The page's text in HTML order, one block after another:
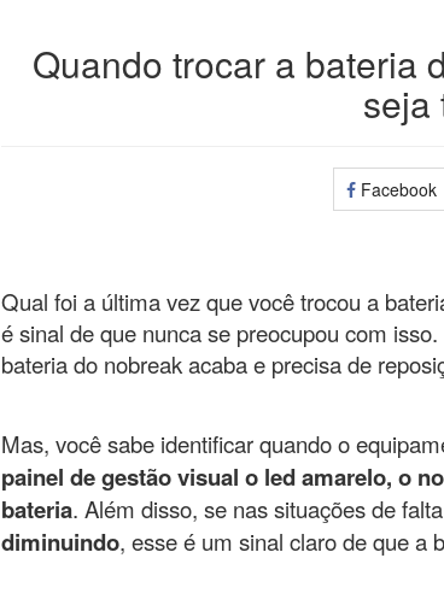
Quando trocar a bateria
seja
Facebook
Qual foi a última vez que você trocou a
é sinal de que nunca se preocupou com
bateria do nobreak acaba e precisa de
Mas, você sabe identificar quando o
painel de gestão visual o led amarelo, o
bateria. Além disso, se nas situações de
diminuindo, esse é um sinal claro de que a